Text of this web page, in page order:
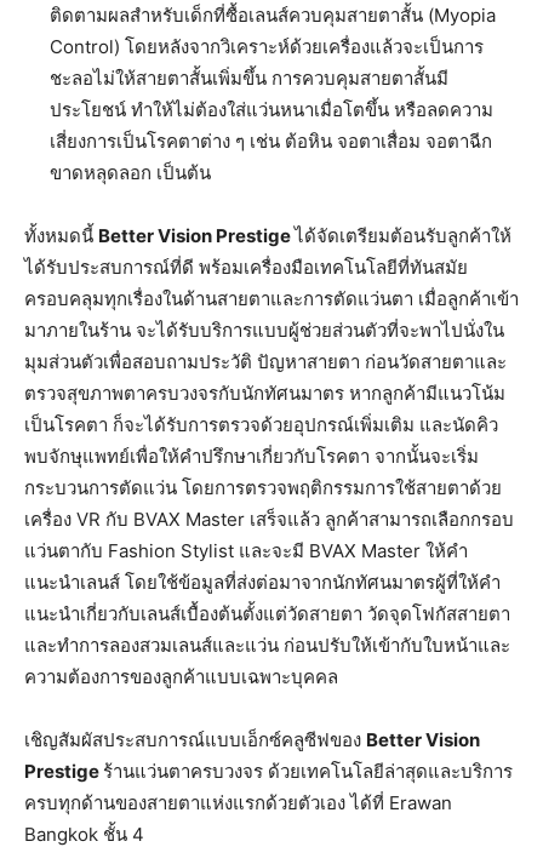
ติดตามผลสำหรับเด็กที่ซื้อเลนส์ควบคุมสายตาสั้น (Myopia
Control) โดยหลังจากวิเคราะห์ด้วยเครื่องแล้วจะเป็นการ
ชะลอไม่ให้สายตาสั้นเพิ่มขึ้น การควบคุมสายตาสั้นมี
ประโยชน์ ทำให้ไม่ต้องใส่แว่นหนาเมื่อโตขึ้น หรือลดความ
เสี่ยงการเป็นโรคตาต่าง ๆ เช่น ต้อหิน จอตาเสื่อม จอตาฉีก
ขาดหลุดลอก เป็นต้น
ทั้งหมดนี้ Better Vision Prestigeได้จัดเตรียมต้อนรับลูกค้าให้
ได้รับประสบการณ์ที่ดี พร้อมเครื่องมือเทคโนโลยีที่ทันสมัย
ครอบคลุมทุกเรื่องในด้านสายตาและการตัดแว่นตา เมื่อลูกค้าเข้า
มาภายในร้าน จะได้รับบริการแบบผู้ช่วยส่วนตัวที่จะพาไปนั่งใน
มุมส่วนตัวเพื่อสอบถามประวัติ ปัญหาสายตา ก่อนวัดสายตาและ
ตรวจสุขภาพตาครบวงจรกับนักทัศนมาตร หากลูกค้ามีแนวโน้ม
เป็นโรคตา ก็จะได้รับการตรวจด้วยอุปกรณ์เพิ่มเติม และนัดคิว
พบจักษุแพทย์เพื่อให้คำปรึกษาเกี่ยวกับโรคตา จากนั้นจะเริ่ม
กระบวนการตัดแว่น โดยการตรวจพฤติกรรมการใช้สายตาด้วย
เครื่อง VR กับ BVAX Master เสร็จแล้ว ลูกค้าสามารถเลือกกรอบ
แว่นตากับ Fashion Stylist และจะมี BVAX Master ให้คำ
แนะนำเลนส์ โดยใช้ข้อมูลที่ส่งต่อมาจากนักทัศนมาตรผู้ที่ให้คำ
แนะนำเกี่ยวกับเลนส์เบื้องต้นตั้งแต่วัดสายตา วัดจุดโฟกัสสายตา
และทำการลองสวมเลนส์และแว่น ก่อนปรับให้เข้ากับใบหน้าและ
ความต้องการของลูกค้าแบบเฉพาะบุคคล
เชิญสัมผัสประสบการณ์แบบเอ็กซ์คลูซีฟของ Better Vision
Prestige ร้านแว่นตาครบวงจร ด้วยเทคโนโลยีล่าสุดและบริการ
ครบทุกด้านของสายตาแห่งแรกด้วยตัวเอง ได้ที่ Erawan
Bangkok ชั้น 4